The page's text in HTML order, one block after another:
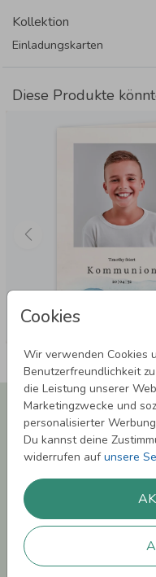
Cookies
Wir verwenden Cookies
Benutzerfreundlichkeit
die Leistung unserer
Marketingzwecke und
personalisierter
Du kannst deine
widerrufen aufunsere
Kollektion
Einladungskarten
Diese Produkte
Newsletter
sichern!
Melde Dich zu
Laufenden.